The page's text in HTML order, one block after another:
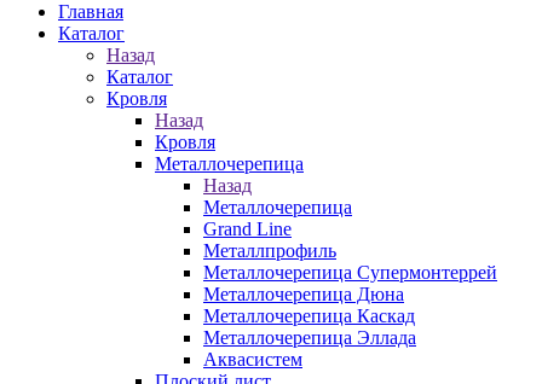
Главная
Каталог
Назад
Каталог
Кровля
Назад
Кровля
Металлочерепица
Назад
Металлочерепица
Grand Line
Металлпрофиль
Металлочерепица Супермонтеррей
Металлочерепица Дюна
Металлочерепица Каскад
Металлочерепица Эллада
Аквасистем